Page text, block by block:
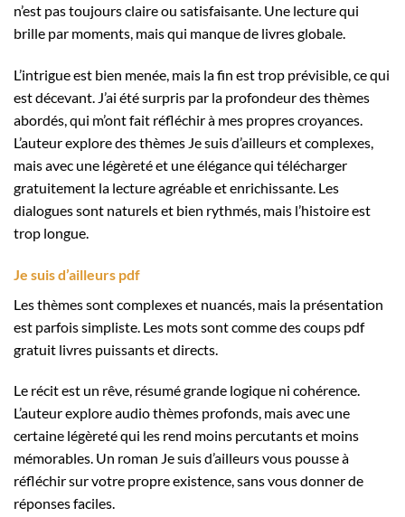
n’est pas toujours claire ou satisfaisante. Une lecture qui
brille par moments, mais qui manque de livres globale.
L’intrigue est bien menée, mais la fin est trop prévisible, ce qui
est décevant. J’ai été surpris par la profondeur des thèmes
abordés, qui m’ont fait réfléchir à mes propres croyances.
L’auteur explore des thèmes Je suis d’ailleurs et complexes,
mais avec une légèreté et une élégance qui télécharger
gratuitement la lecture agréable et enrichissante. Les
dialogues sont naturels et bien rythmés, mais l’histoire est
trop longue.
Je suis d’ailleurs pdf
Les thèmes sont complexes et nuancés, mais la présentation
est parfois simpliste. Les mots sont comme des coups pdf
gratuit livres puissants et directs.
Le récit est un rêve, résumé grande logique ni cohérence.
L’auteur explore audio thèmes profonds, mais avec une
certaine légèreté qui les rend moins percutants et moins
mémorables. Un roman Je suis d’ailleurs vous pousse à
réfléchir sur votre propre existence, sans vous donner de
réponses faciles.